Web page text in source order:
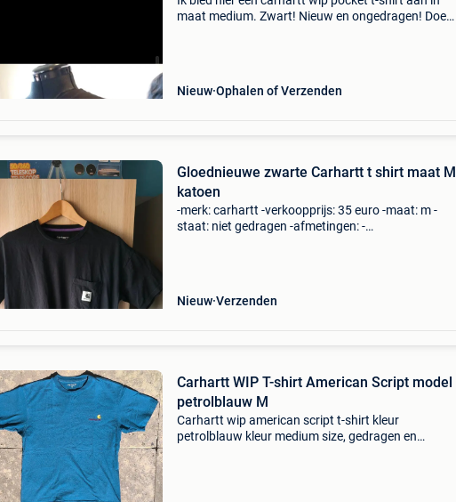
maat medium. Zwart! Nieuw en ongedragen! Doe
Nieuw Ophalen of Verzenden
Gloednieuwe zwarte Carhartt t shirt maat M
katoen
-merk: carhartt -verkoopprijs: 35 euro -maat: m -
staat: niet gedragen -afmetingen: -
Nieuw Verzenden
Carhartt WIP T-shirt American Script model
petrolblauw M
Carhartt wip american script t-shirt kleur
petrolblauw kleur medium size, gedragen en